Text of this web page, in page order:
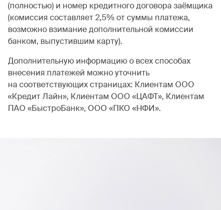
(полностью) и номер кредитного договора заёмщика
(комиссия составляет 2,5% от суммы платежа,
возможно взимание дополнительной комиссии
банком, выпустившим карту).
Дополнительную информацию о всех способах
внесения платежей можно уточнить
на соответствующих страницах: Клиентам ООО
«Кредит Лайн», Клиентам ООО «ЦАФТ», Клиентам
ПАО «БыстроБанк», ООО «ПКО «НФИ».